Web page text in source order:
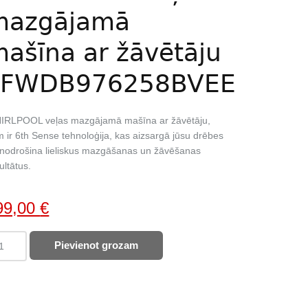
ar žāvētāju
veļas mazgājamā mašīna ar žāvētāju,
ir 6th Sense tehnoloģija, kas aizsargā jūsu drēbes
lieliskus mazgāšanas un žāvēšanas
€Current
price
is:
Pievienot grozam